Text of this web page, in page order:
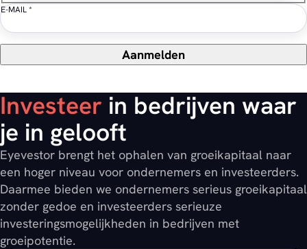
E-MAIL*
Aanmelden
Investeer in bedrijven waar
je in gelooft
Eyevestor brengt het ophalen van groeikapitaal naar
een hoger niveau voor ondernemers en investeerders.
Daarmee bieden we ondernemers serieus groeikapitaal
zonder gedoe en investeerders serieuze
investeringsmogelijkheden in bedrijven met
groeipotentie.